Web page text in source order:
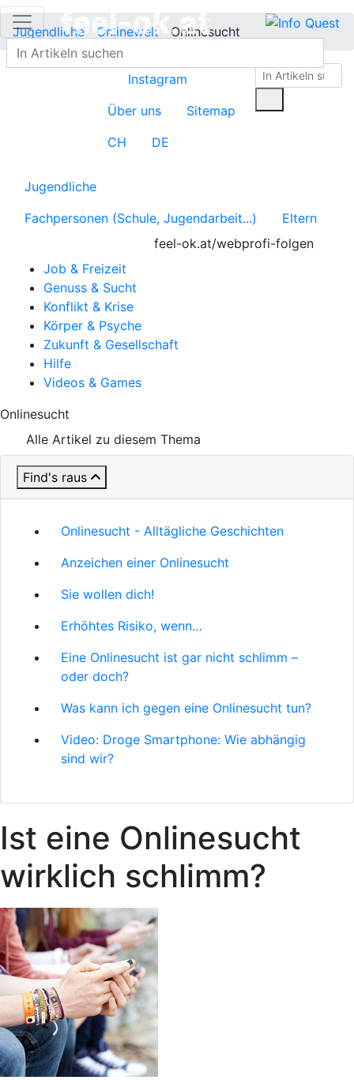
Jugendliche Onlinewelt Onlinesucht
Instagram
Über uns
Sitemap
CH
DE
Jugendliche
Fachpersonen (Schule, Jugendarbeit...)
Eltern
feel-ok.at/webprofi-folgen
Job & Freizeit
Genuss & Sucht
Konflikt & Krise
Körper & Psyche
Zukunft & Gesellschaft
Hilfe
Videos & Games
Onlinesucht
Alle Artikel zu diesem Thema
Find's raus
Onlinesucht - Alltägliche Geschichten
Anzeichen einer Onlinesucht
Sie wollen dich!
Erhöhtes Risiko, wenn…
Eine Onlinesucht ist gar nicht schlimm –
oder doch?
Was kann ich gegen eine Onlinesucht tun?
Video: Droge Smartphone: Wie abhängig
sind wir?
Ist eine Onlinesucht
wirklich schlimm?